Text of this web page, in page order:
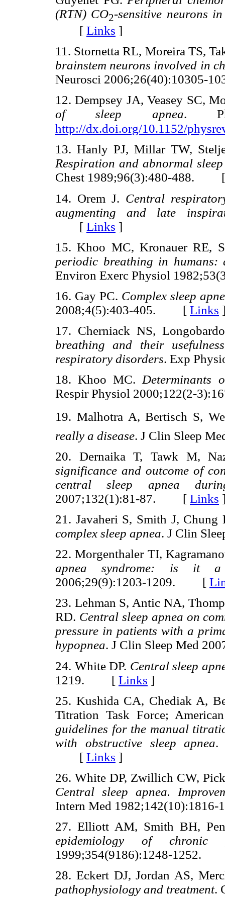
(RTN) CO2-sensitive neurons
[ Links ]
11. Stornetta RL, Moreira TS,
brainstem neurons involved in
Neurosci
12. Dempsey JA, Veasey SC,
of sleep apnea.
http://dx.doi.org/10.1152/
13. Hanly PJ, Millar TW,
Respiration and abnormal
Chest 1989;96(3):480-488.
14. Orem J. Central
augmenting and late
[ Links ]
15. Khoo MC, Kronauer RE,
periodic breathing in humans:
Environ Exerc Physiol
16. Gay PC. Complex sleep
2008;4(5):403-405. [ Links
17. Cherniack NS,
breathing and their
respiratory disorders. Exp
18. Khoo MC. Determinants
Respir Physiol 2000;122(2-
19. Malhotra A, Bertisch S,
really a disease. J Clin Sleep
20. Dernaika T, Tawk M,
significance and outcome of
central sleep apnea
2007;132(1):81-87. [ Links
21. Javaheri S, Smith J,
complex sleep apnea. J Clin
22. Morgenthaler TI,
apnea syndrome: is it a
2006;29(9):1203-1209. [
23. Lehman S, Antic NA,
RD. Central sleep apnea on
pressure in patients with a
hypopnea. J Clin Sleep Med
24. White DP. Central sleep
1219. [ Links ]
25. Kushida CA, Chediak A,
Titration Task Force;
guidelines for the manual
with obstructive sleep apnea.
[ Links ]
26. White DP, Zwillich CW,
Central sleep apnea.
Intern Med
27. Elliott AM, Smith BH,
epidemiology of
1999;354(9186):1248-
28. Eckert DJ, Jordan AS,
pathophysiology and treatment.